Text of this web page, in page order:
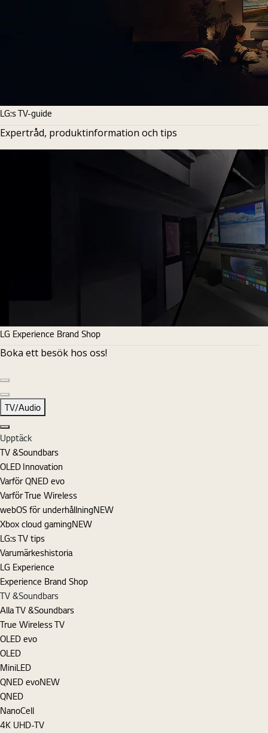
LG:s TV-guide
Expertråd, produktinformation och tips
LG Experience Brand Shop
Boka ett besök hos oss!
Nästa sida
TV/Audio
Stäng
Upptäck
TV &Soundbars
OLED Innovation
Varför QNED evo
Varför True Wireless
webOS för underhållningNEW
Xbox cloud gamingNEW
LG:s TV tips
Varumärkeshistoria
LG Experience
Experience Brand Shop
TV &Soundbars
Alla TV &Soundbars
True Wireless TV
OLED evo
OLED
MiniLED
QNED evoNEW
QNED
NanoCell
4K UHD-TV